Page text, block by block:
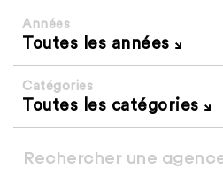
Années
Toutes les années
Catégories
Toutes les catégories